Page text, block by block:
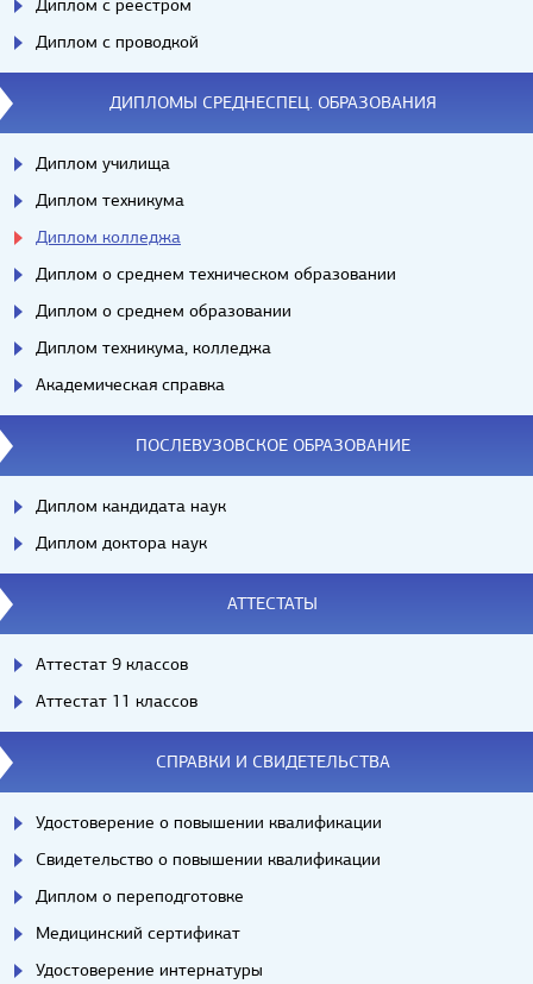
Диплом с реестром
Диплом с проводкой
ДИПЛОМЫ СРЕДНЕСПЕЦ. ОБРАЗОВАНИЯ
Диплом училища
Диплом техникума
Диплом колледжа
Диплом о среднем техническом образовании
Диплом о среднем образовании
Диплом техникума, колледжа
Академическая справка
ПОСЛЕВУЗОВСКОЕ ОБРАЗОВАНИЕ
Диплом кандидата наук
Диплом доктора наук
АТТЕСТАТЫ
Аттестат 9 классов
Аттестат 11 классов
СПРАВКИ И СВИДЕТЕЛЬСТВА
Удостоверение о повышении квалификации
Свидетельство о повышении квалификации
Диплом о переподготовке
Медицинский сертификат
Удостоверение интернатуры